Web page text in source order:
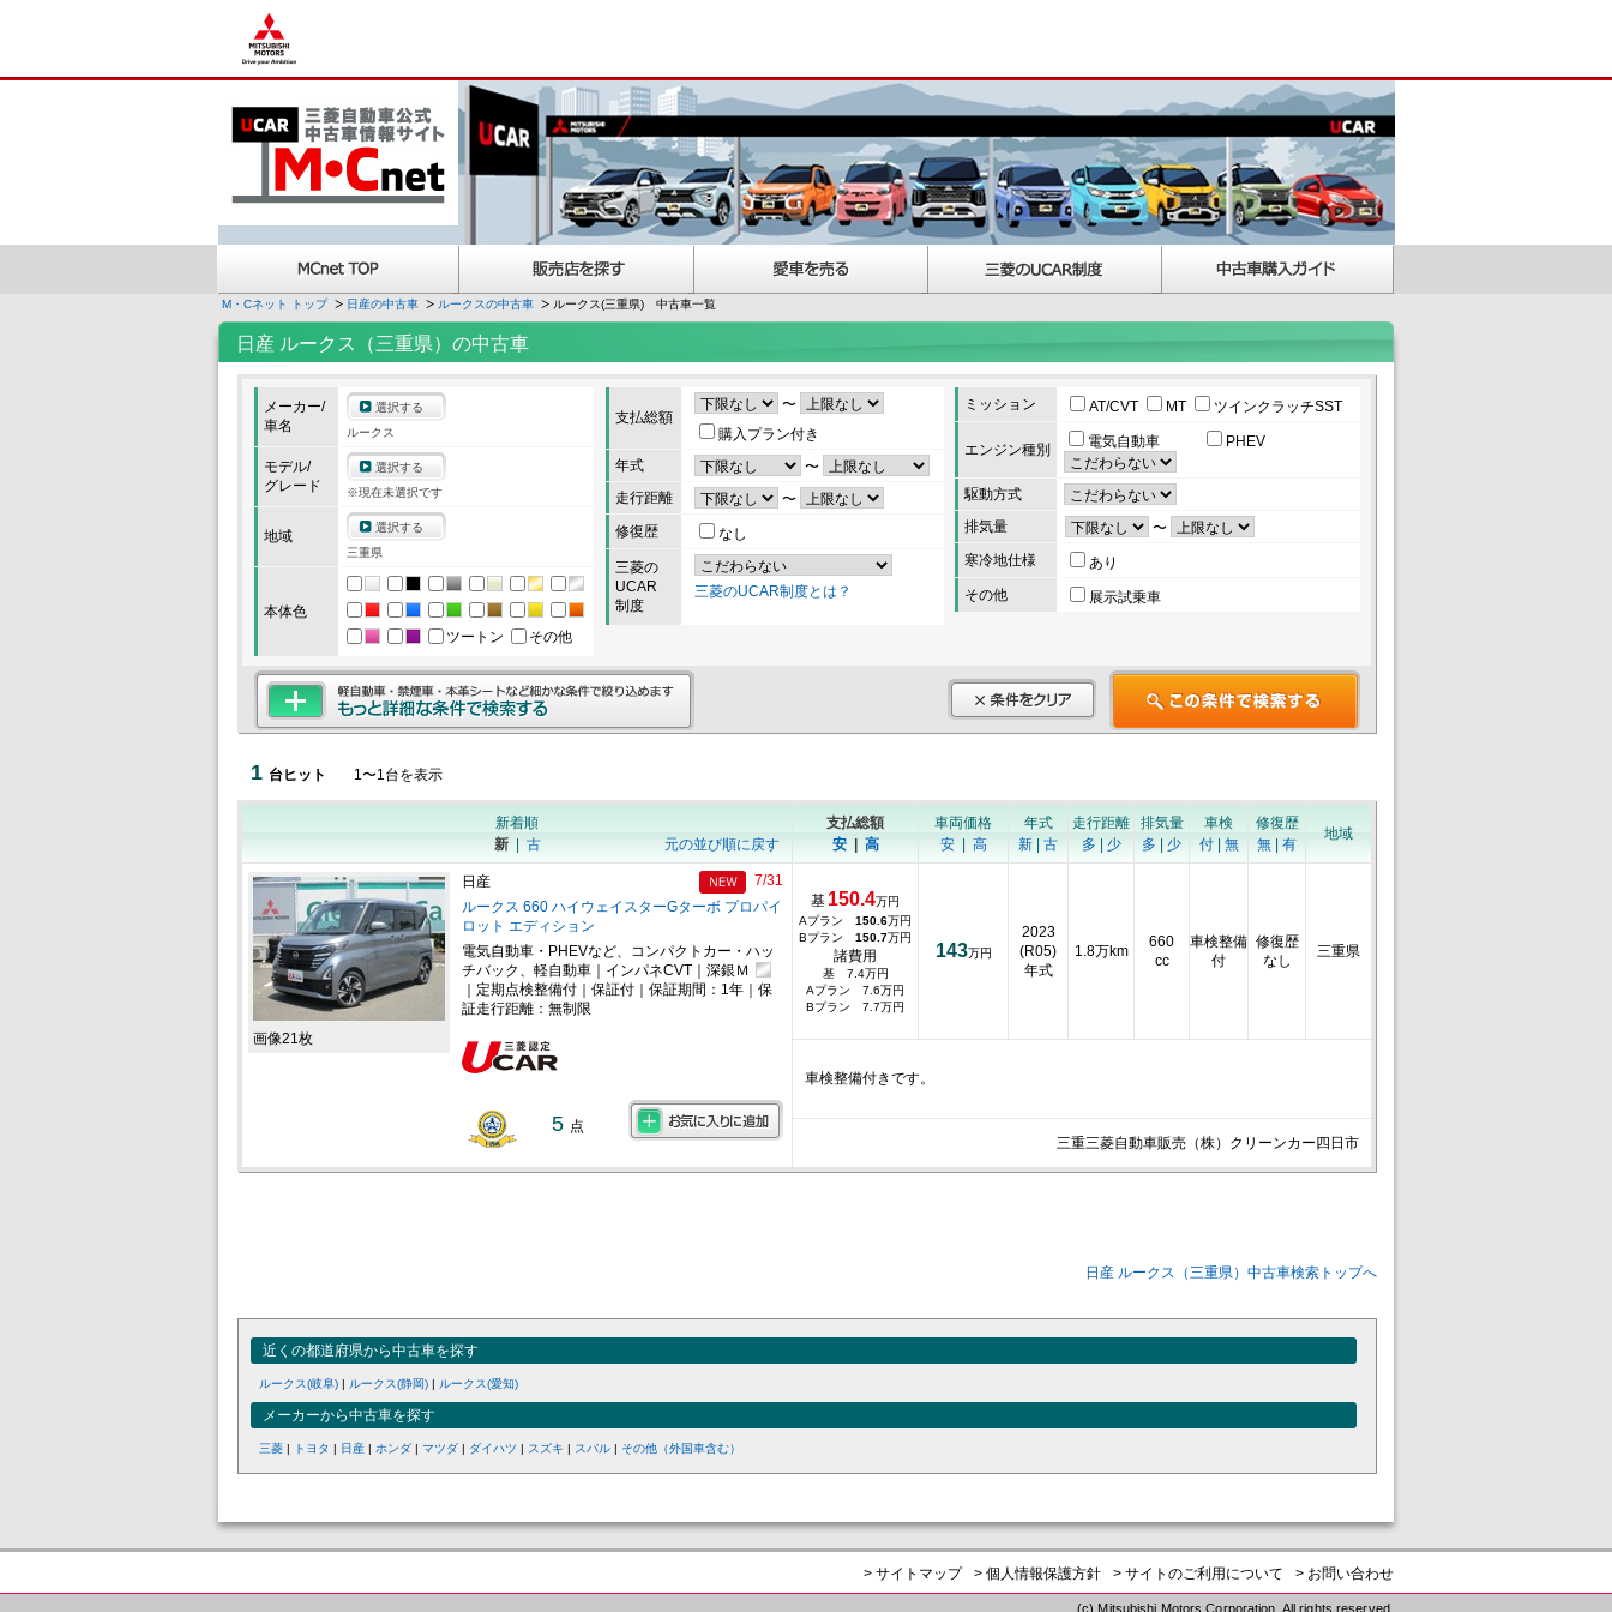
M・Cネット トップ 日産の中古車 ルークスの中古車 ルークス(三重県) 中古車一覧
日産 ルークス（三重県）の中古車
メーカー/
車名
選択する
ルークス
モデル/
グレード
選択する
※現在未選択です
地域
選択する
三重県
本体色
ツートン
その他
支払総額
〜
購入プラン付き
年式
〜
走行距離
〜
修復歴
なし
三菱の
UCAR
制度
三菱のUCAR制度とは？
ミッション AT/CVT MT ツインクラッチSST
エンジン種別 電気自動車 PHEV
駆動方式
排気量
〜
寒冷地仕様
あり
その他
展示試乗車
1 台ヒット 1〜1台を表示
新着順
新| 古 元の並び順に戻す
支払総額
安| 高
車両価格
安| 高
年式
新
古
走行距離
多
少
排気量
多
少
車検
付| 無
修復歴
無
有
地域
画像21枚
日産
ルークス 660 ハイウェイスターGターボ プロパイ
ロット エディション
7/31
電気自動車・PHEVなど、コンパクトカー・ハッ
チバック、軽自動車｜インパネCVT｜深銀Ｍ
｜定期点検整備付｜保証付｜保証期間：1年｜保
証走行距離：無制限
5 点
基 150.4万円
Aプラン 150.6万円
Bプラン 150.7万円
諸費用
基 7.4万円
Aプラン 7.6万円
Bプラン 7.7万円
143万円
2023
(R05)
年式
1.8万km
660
cc
車検整備
付
修復歴
なし
三重県
車検整備付きです。
三重三菱自動車販売（株）クリーンカー四日市
日産 ルークス（三重県）中古車検索トップへ
近くの都道府県から中古車を探す
ルークス(岐阜) | ルークス(静岡) | ルークス(愛知)
メーカーから中古車を探す
三菱 | トヨタ | 日産 | ホンダ | マツダ | ダイハツ | スズキ | スバル | その他（外国車含む）
> サイトマップ > 個人情報保護方針 > サイトのご利用について > お問い合わせ
(c) Mitsubishi Motors Corporation. All rights reserved.